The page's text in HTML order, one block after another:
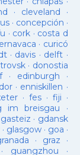
· cleveland ·
· concepción ·
· cork · costa d
· curicó
· davis · delft ·
· donostia
· edinburgh ·
· enniskillen ·
· fes· fiji ·
im breisgau ·
gasteiz · gdansk
· glasgow· goa ·
· graz ·
guangzhou ·